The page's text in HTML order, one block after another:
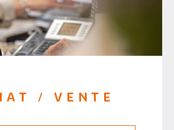
/ VENTE